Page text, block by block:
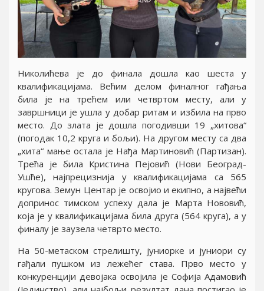
Николићева jе до финала дошла као шеста у
квалификациjама. Већим делом финалног гађања
била jе на трећем или четвртом месту, али у
завршници jе ушла у добар ритам и избила на прво
место. До злата jе дошла погодивши 19 „хитова“
(погодак 10,2 круга и бољи). На другом месту са два
„хита“ мање остала jе Нађа Мартиновић (Партизан).
Трећа jе била Кристина Пеjовић (Нови Београд-
Ушће), наjпрецизниjа у квалификациjама са 565
кругова. Земун Центар jе освоjио и екипно, а наjвећи
допринос тимском успеху дала jе Марта Нововић,
коjа jе у квалификациjама била друга (564 круга), а у
финалу jе заузела четврто место.
На 50-метаском стрелишту, jуниорке и jуниори су
гађали пушком из лежећег става. Прво место у
конкуренциjи девоjака освоjила jе Софиjа Адамовић